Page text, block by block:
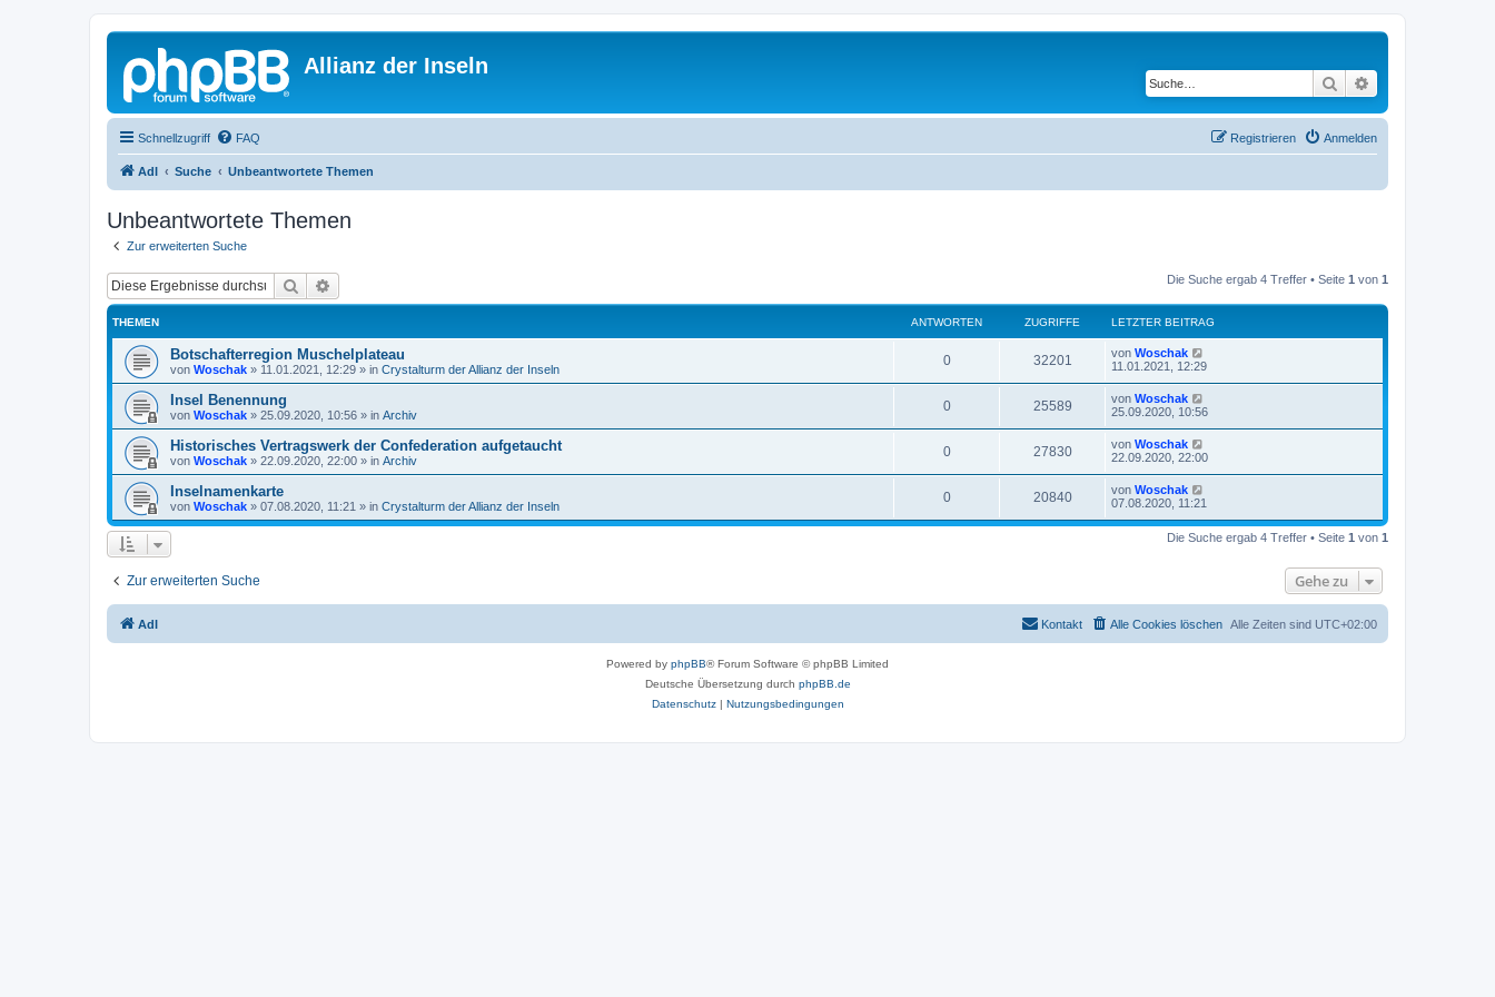
Allianz der Inseln
Suche
Schnellzugriff FAQ Anmelden
Registrieren
AdI Suche Unbeantwortete Themen
Unbeantwortete Themen
Zur erweiterten Suche
Suche Die Suche ergab 4 Treffer • Seite 1 von 1
THEMEN ANTWORTEN ZUGRIFFE LETZTER BEITRAG
Botschafterregion Muschelplateau
von Woschak » 11.01.2021, 12:29 » in Crystalturm der Allianz der Inseln
0 32201 von Woschak
11.01.2021, 12:29
Insel Benennung
von Woschak » 25.09.2020, 10:56 » in Archiv
0 25589 von Woschak
25.09.2020, 10:56
Historisches Vertragswerk der Confederation aufgetaucht
von Woschak » 22.09.2020, 22:00 » in Archiv
0 27830 von Woschak
22.09.2020, 22:00
Inselnamenkarte
von Woschak » 07.08.2020, 11:21 » in Crystalturm der Allianz der Inseln
0 20840 von Woschak
07.08.2020, 11:21
Die Suche ergab 4 Treffer • Seite 1 von 1
Zur erweiterten Suche Gehe zu
AdI Alle Zeiten sind UTC+02:00
Alle Cookies löschen
Kontakt
Powered by phpBB® Forum Software © phpBB Limited
Deutsche Übersetzung durch phpBB.de
Datenschutz| Nutzungsbedingungen